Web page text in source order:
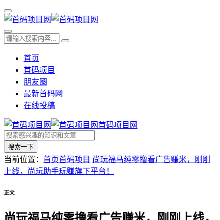
首页
首码项目
朋友圈
最新首码网
在线投稿
首码项目网
搜索一下
当前位置： 首页首码项目 尚玩福马纯零撸看广告赚米，刚刚
上线，尚玩助手玩赚旗下平台！
正文